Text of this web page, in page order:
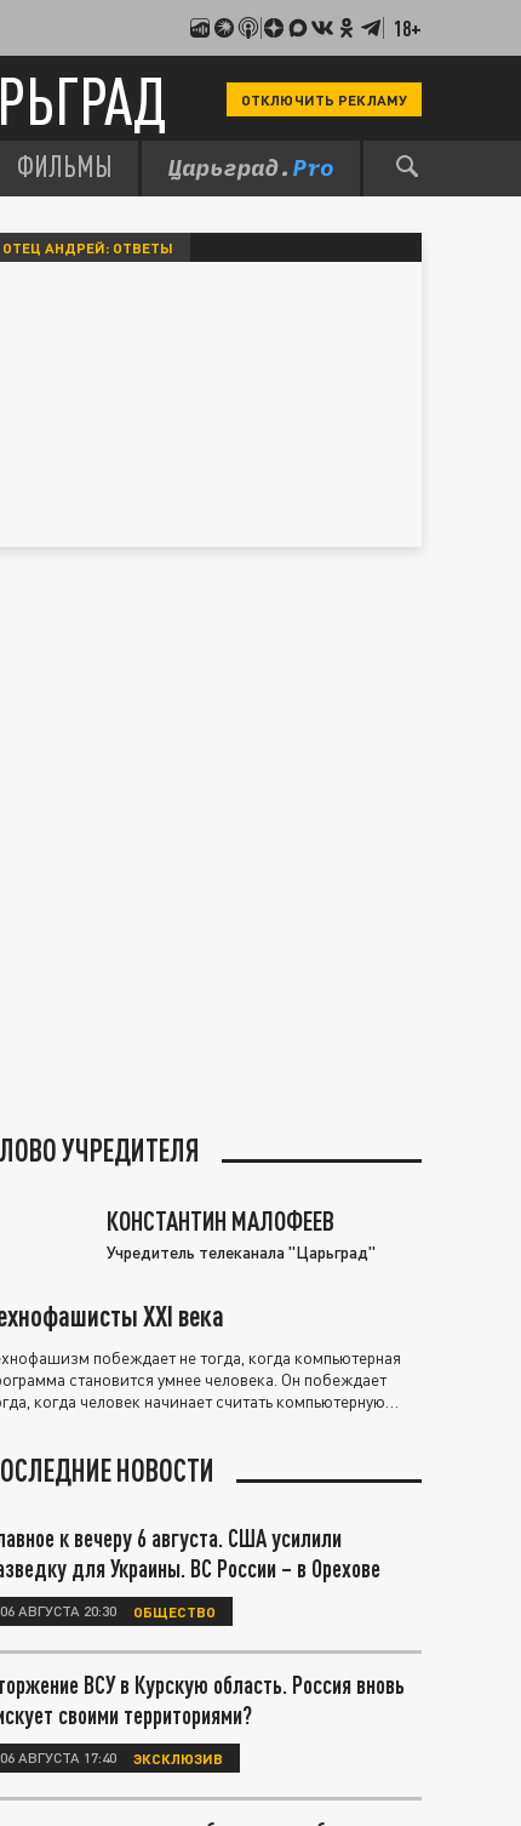
18+
ОТКЛЮЧИТЬ РЕКЛАМУ
ФИЛЬМЫ
ОТЕЦ АНДРЕЙ: ОТВЕТЫ
УЧРЕДИТЕЛЯ
КОНСТАНТИН МАЛОФЕЕВ
Учредитель телеканала "Царьград"
XXI века
побеждает не тогда, когда компьютерная
становится умнее человека. Он побеждает
когда человек начинает считать компьютерную
НОВОСТИ
к вечеру 6 августа. США усилили
для Украины. ВС России – в Орехове
06 АВГУСТА 20:30 ОБЩЕСТВО
ВСУ в Курскую область. Россия вновь
своими территориями?
06 АВГУСТА 17:40 ЭКСКЛЮЗИВ